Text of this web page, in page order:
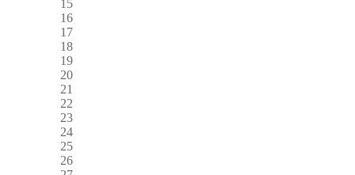
15
16
17
18
19
20
21
22
23
24
25
26